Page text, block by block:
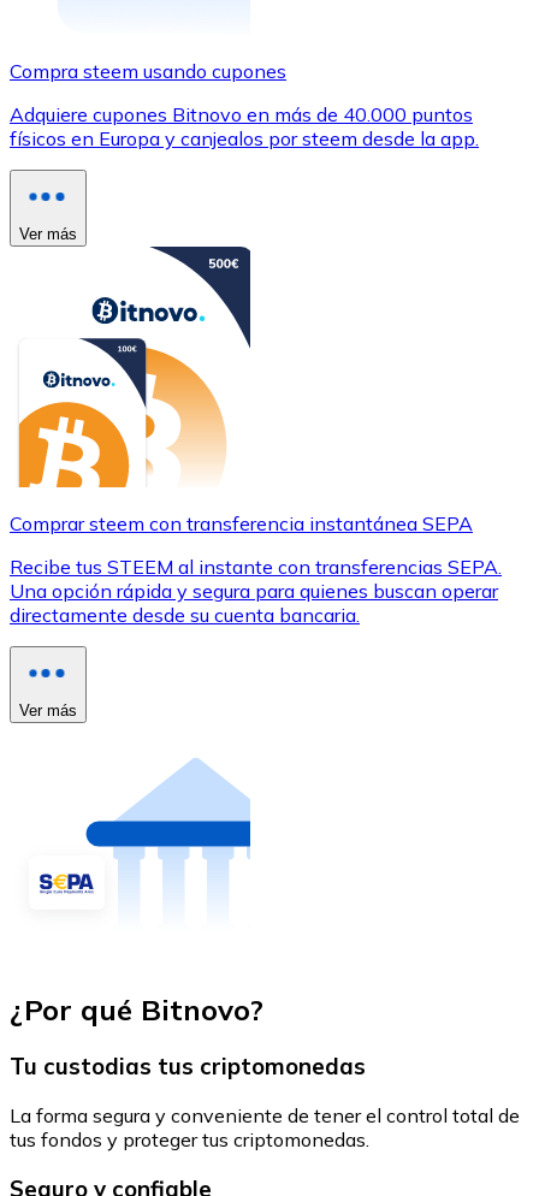
Compra steem usando cupones
Adquiere cupones Bitnovo en más de 40.000 puntos
físicos en Europa y canjealos por steem desde la app.
Ver más
Comprar steem con transferencia instantánea SEPA
Recibe tus STEEM al instante con transferencias SEPA.
Una opción rápida y segura para quienes buscan operar
directamente desde su cuenta bancaria.
Ver más
¿Por qué Bitnovo?
Tu custodias tus criptomonedas
La forma segura y conveniente de tener el control total de
tus fondos y proteger tus criptomonedas.
Seguro y confiable